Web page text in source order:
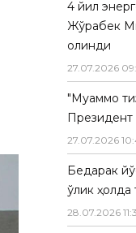
4 йил
Жўрабек
олинди
27.07.2026 09:
"Муаммо
Президент
27.07.2026 10:
Бедарак
ўлик ҳолда
28.07.2026 11: